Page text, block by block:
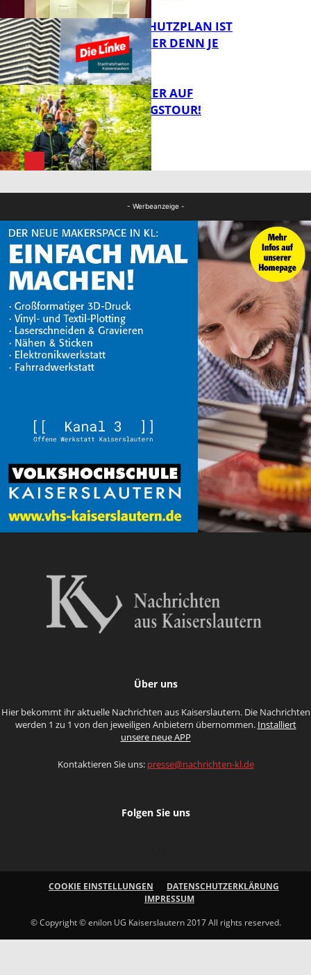
FB Gesundheit
FB News
EIN HITZESCHUTZPLAN IST
NOTWENDIGER DENN JE
MIT DEM JÄGER AUF
ENTDECKUNGSTOUR!
- Werbeanzeige -
Über uns
Hier bekommt ihr aktuelle Nachrichten aus Kaiserslautern. Die Nachrichten
werden 1 zu 1 von den jeweiligen Anbietern übernommen. Installiert
unsere neue APP
Kontaktieren Sie uns: presse@nachrichten-kl.de
Folgen Sie uns
COOKIE EINSTELLUNGEN
DATENSCHUTZERKLÄRUNG
IMPRESSUM
© Copyright © enilon UG Kaiserslautern 2017 All rights reserved.